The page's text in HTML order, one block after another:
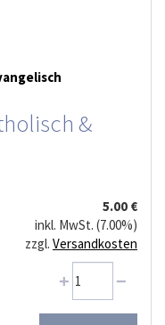
&
5.00 €
inkl. MwSt. (7.00%)
zzgl. Versandkosten